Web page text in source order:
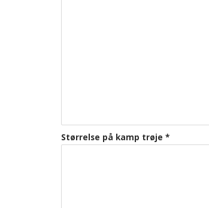
Størrelse på kamp trøje *